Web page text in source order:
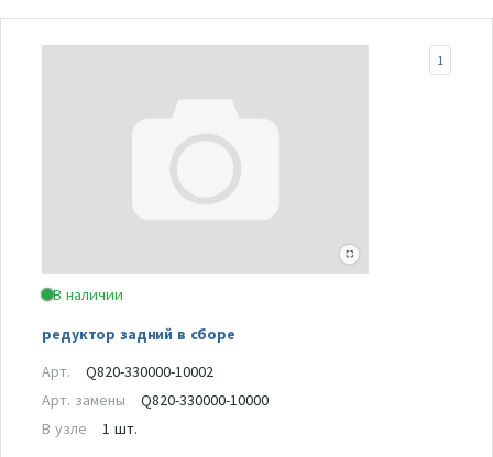
В наличии
редуктор задний в сборе
1
Арт.
Q820-330000-10002
Арт. замены
Q820-330000-10000
В узле
1 шт.